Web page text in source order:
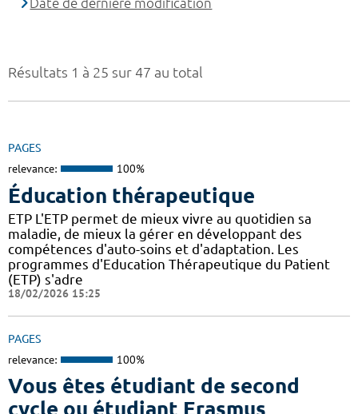
Résultats 1 à 25 sur 47 au total
PAGES
relevance: 100%
Éducation thérapeutique
ETP L'ETP permet de mieux vivre au quotidien sa
maladie, de mieux la gérer en développant des
compétences d'auto-soins et d'adaptation. Les
programmes d'Education Thérapeutique du Patient
(ETP) s'adre
18/02/2026 15:25
PAGES
relevance: 100%
Vous êtes étudiant de second
cycle ou étudiant Erasmus